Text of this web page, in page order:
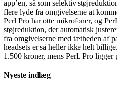
app’en, så som selektiv
flere lyde fra omgivelserne at
Perl Pro har otte mikrofoner, og
støjreduktion, der automatisk
fra omgivelserne med tætheden af
headsets er så heller ikke helt
1.500 kroner, mens PerL Pro ligger
Nyeste indlæg